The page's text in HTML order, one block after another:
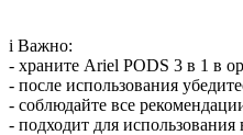
i Важно:
- храните Ariel PODS 3 в 1 в
- после использования
- соблюдайте все
- подходит для